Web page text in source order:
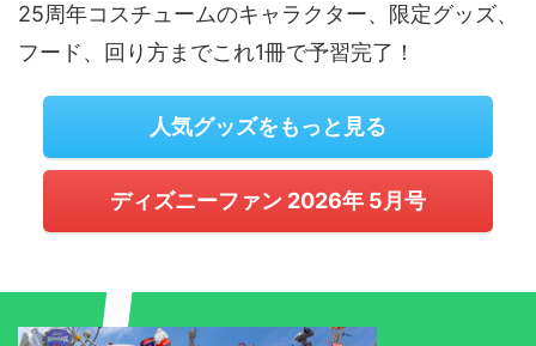
25周年コスチュームのキャラクター、限定グッズ、
フード、回り方までこれ1冊で予習完了！
人気グッズをもっと見る
ディズニーファン 2026年 5月号